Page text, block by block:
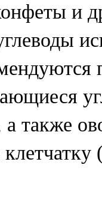
и
также